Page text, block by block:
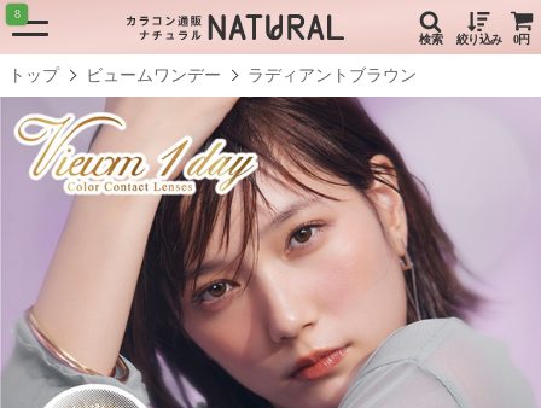
検索 絞り込み 0円
8
トップ ビュームワンデー ラディアントブラウン